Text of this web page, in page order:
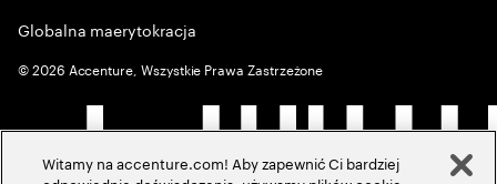
Globalna maerytokracja
©2026 Accenture, Wszystkie Prawa Zastrzeżone
Witamy na accenture.com! Aby zapewnić Ci bardziej